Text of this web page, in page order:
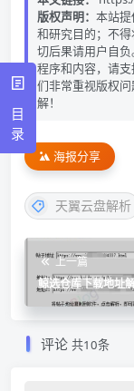
版权声明： 本站
和研究目的；不
切后果请用户自
程序和内容，请
们非常重视版权
解！
海报分享
天翼云盘解析
上一篇
鲸选仓库下载地址
评论 共10条
目
录